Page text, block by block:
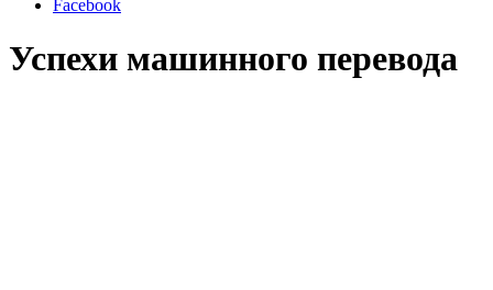
Facebook
Успехи машинного перевода